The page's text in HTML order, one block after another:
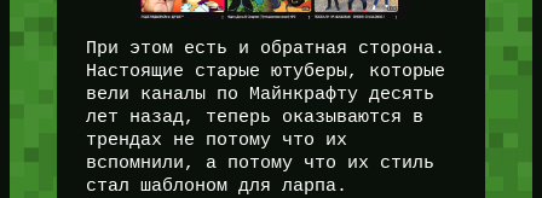
При этом есть и обратная сторона.
Настоящие старые ютуберы, которые
вели каналы по Майнкрафту десять
лет назад, теперь оказываются в
трендах не потому что их
вспомнили, а потому что их стиль
стал шаблоном для ларпа.